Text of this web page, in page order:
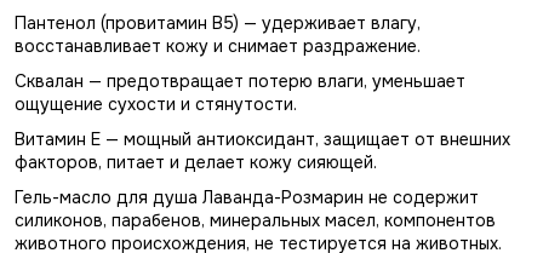
Пантенол (провитамин B5) — удерживает влагу,
восстанавливает кожу и снимает раздражение.
Сквалан — предотвращает потерю влаги, уменьшает
ощущение сухости и стянутости.
Витамин Е — мощный антиоксидант, защищает от внешних
факторов, питает и делает кожу сияющей.
Гель-масло для душа Лаванда-Розмарин не содержит
силиконов, парабенов, минеральных масел, компонентов
животного происхождения, не тестируется на животных.